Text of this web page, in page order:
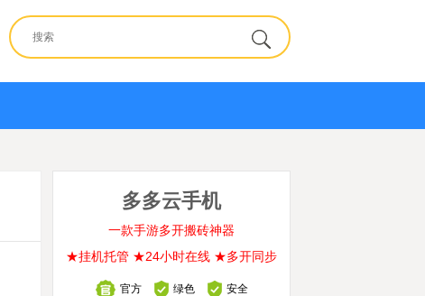
多多云手机
一款手游多开搬砖神器
★挂机托管 ★24小时在线 ★多开同步
官方 绿色 安全